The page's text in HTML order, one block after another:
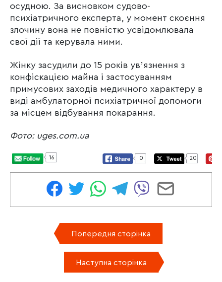
осудною. За висновком судово-
психіатричного експерта, у момент скоєння
злочину вона не повністю усвідомлювала
свої дії та керувала ними.
Жінку засудили до 15 років увʼязнення з
конфіскацією майна і застосуванням
примусових заходів медичного характеру в
виді амбулаторної психіатричної допомоги
за місцем відбування покарання.
Фото: uges.com.ua
16 0 20
Попередня сторінка
Наступна сторінка